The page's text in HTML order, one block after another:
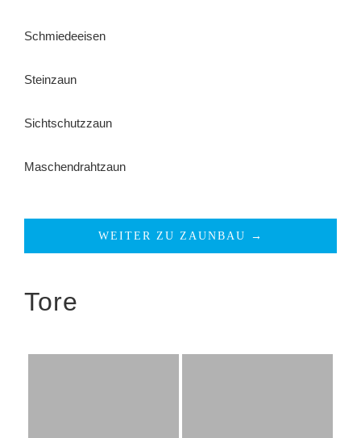
Schmiedeeisen
Steinzaun
Sichtschutzzaun
Maschendrahtzaun
WEITER ZU ZAUNBAU →
Tore